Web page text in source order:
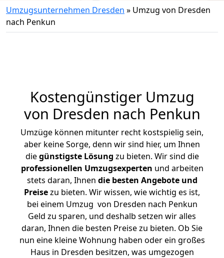
Umzugsunternehmen Dresden » Umzug von Dresden
nach Penkun
Kostengünstiger Umzug
von Dresden nach Penkun
Umzüge können mitunter recht kostspielig sein,
aber keine Sorge, denn wir sind hier, um Ihnen
diegünstigste Lösung zu bieten. Wir sind die
professionellen Umzugsexperten und arbeiten
stets daran, Ihnen die besten Angebote und
Preisezu bieten. Wir wissen, wie wichtig es ist,
bei einem Umzug von Dresden nach Penkun
Geld zu sparen, und deshalb setzen wir alles
daran, Ihnen die besten Preise zu bieten. Ob Sie
nun eine kleine Wohnung haben oder ein großes
Haus in Dresden besitzen, was umgezogen